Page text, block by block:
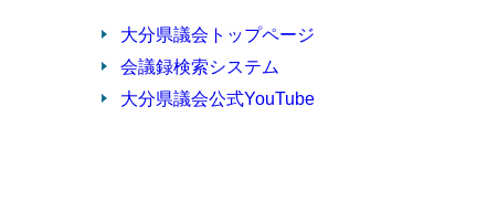
大分県議会トップページ
会議録検索システム
大分県議会公式YouTube